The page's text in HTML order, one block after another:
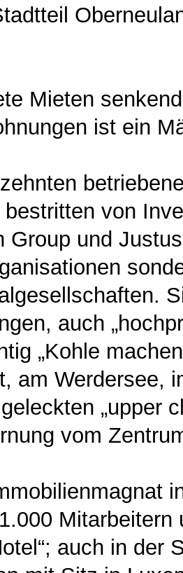
Mieten
ist ein
bestritten von
Group und
auch
„Kohle
am Werdersee,
„upper
vom
auch in der